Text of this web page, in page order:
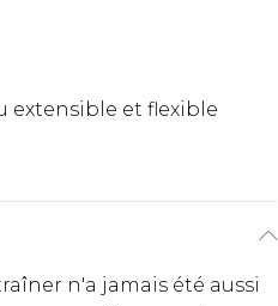
extensible et flexible
n'a jamais été aussi